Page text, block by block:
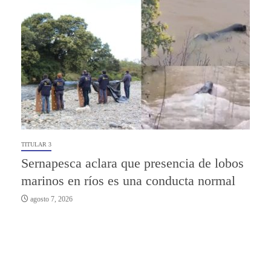
TITULAR 3
Sernapesca aclara que presencia de lobos
marinos en ríos es una conducta normal
agosto 7, 2026